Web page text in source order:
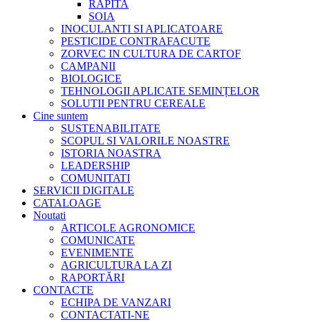
RAPITA
SOIA
INOCULANTI SI APLICATOARE
PESTICIDE CONTRAFACUTE
ZORVEC IN CULTURA DE CARTOF
CAMPANII
BIOLOGICE
TEHNOLOGII APLICATE SEMINȚELOR
SOLUTII PENTRU CEREALE
Cine suntem
SUSTENABILITATE
SCOPUL SI VALORILE NOASTRE
ISTORIA NOASTRA
LEADERSHIP
COMUNITATI
SERVICII DIGITALE
CATALOAGE
Noutati
ARTICOLE AGRONOMICE
COMUNICATE
EVENIMENTE
AGRICULTURA LA ZI
RAPORTĂRI
CONTACTE
ECHIPA DE VANZARI
CONTACTATI-NE